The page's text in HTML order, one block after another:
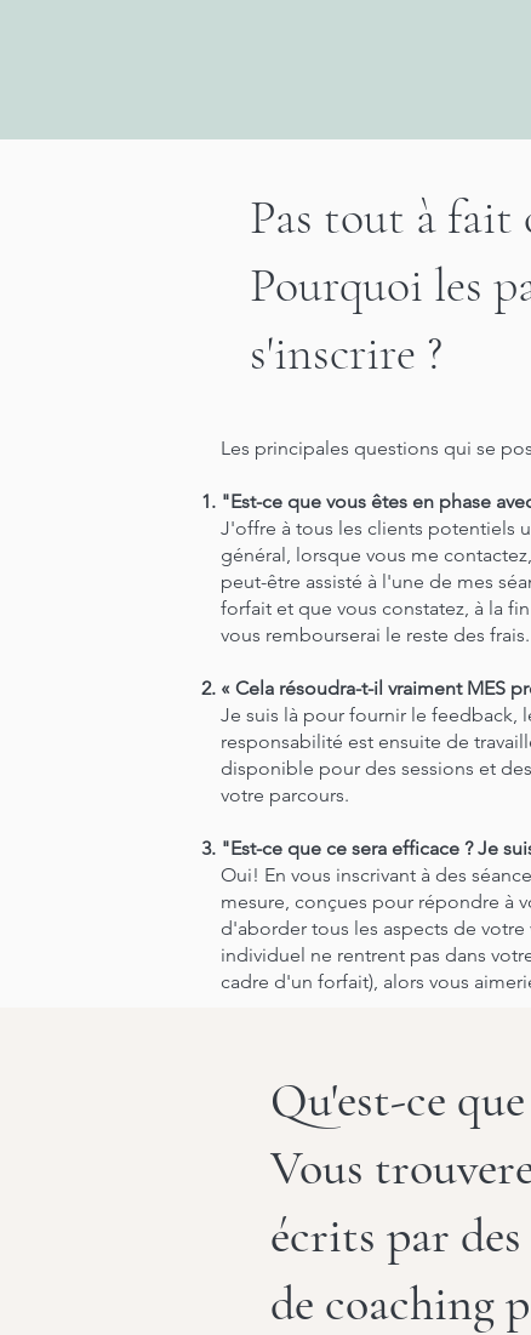
Pas tout à fait
Pourquoi les
s'inscrire ?
Les principales questions qui se
"Est-ce que vous êtes en phase
J'offre à tous les clients potentiels
général, lorsque vous me
peut-être assisté à l'une de mes
forfait et que vous constatez, à la
vous rembourserai le reste des
« Cela résoudra-t-il vraiment MES
Je suis là pour fournir le feedback,
responsabilité est ensuite de
disponible pour des sessions et
votre parcours.
"Est-ce que ce sera efficace ? Je
Oui! En vous inscrivant à des
mesure, conçues pour répondre à
d'aborder tous les aspects de
individuel ne rentrent pas dans
cadre d'un forfait), alors vous
Qu'est-ce
Vous
écrits par
de coaching